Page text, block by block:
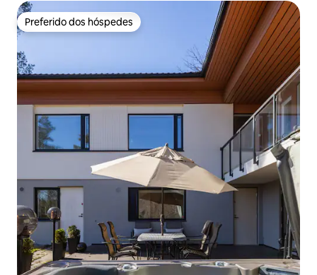
Preferido dos hóspedes
Preferido dos hóspedes